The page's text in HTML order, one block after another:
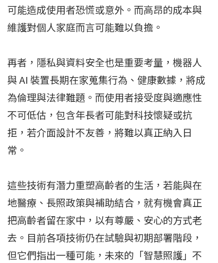
可能造成使用者恐慌或意外。而高昂的成本與
維護對個人家庭而言可能難以負擔。
再者，隱私與資料安全也是重要考量，機器人
與 AI 裝置長期在家蒐集行為、健康數據，將成
為倫理與法律難題。而使用者接受度與適應性
不可低估，包含年長者可能對科技懷疑或抗
拒，若介面設計不友善，將難以真正納入日
常。
這些技術有潛力重塑高齡者的生活，若能與在
地醫療、長照政策與補助結合，就有機會真正
把高齡者留在家中，以有尊嚴、安心的方式老
去。目前各項技術仍在試驗與初期部署階段，
但它們指出一種可能，未來的「智慧照護」不